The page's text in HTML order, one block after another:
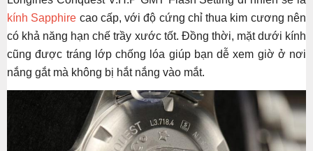
kính Sapphire cao cấp, với độ cứng chỉ thua kim cương nên
có khả năng hạn chế trầy xước tốt. Đồng thời, mặt dưới kính
cũng được tráng lớp chống lóa giúp bạn dễ xem giờ ở nơi
nắng gắt mà không bị hắt nắng vào mắt.